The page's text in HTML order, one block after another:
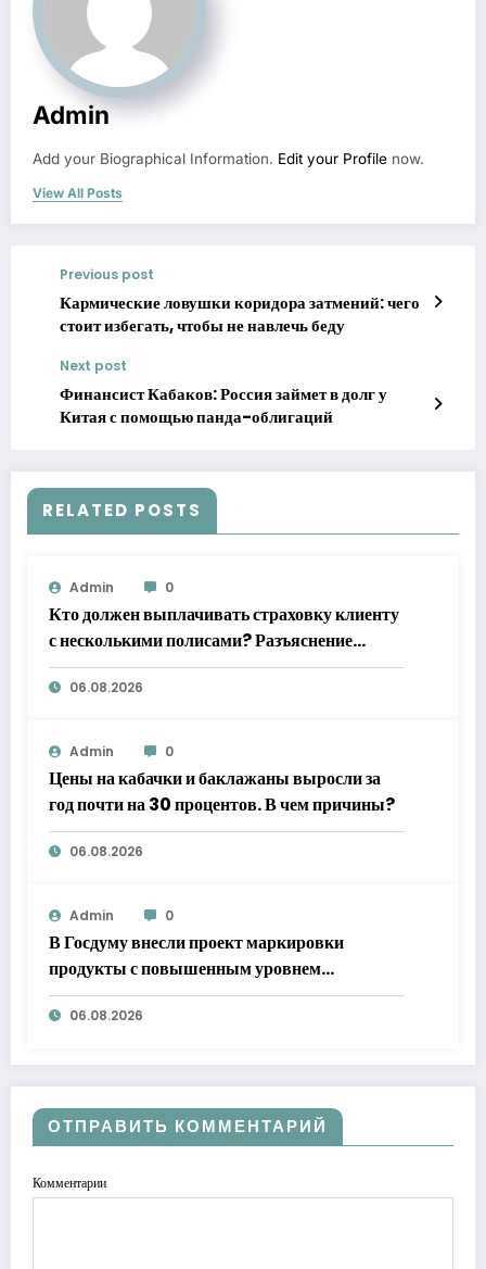
Admin
Add your Biographical Information. Edit your Profile now.
View All Posts
Previous post
Кармические ловушки коридора затмений: чего
стоит избегать, чтобы не навлечь беду
Next post
Финансист Кабаков: Россия займет в долг у
Китая с помощью панда-облигаций
RELATED POSTS
Admin 0
Кто должен выплачивать страховку клиенту
с несколькими полисами? Разъяснение
Верховного суда
06.08.2026
Admin 0
Цены на кабачки и баклажаны выросли за
год почти на 30 процентов. В чем причины?
06.08.2026
Admin 0
В Госдуму внесли проект маркировки
продукты с повышенным уровнем
добавленного сахара
06.08.2026
ОТПРАВИТЬ КОММЕНТАРИЙ
Комментарии